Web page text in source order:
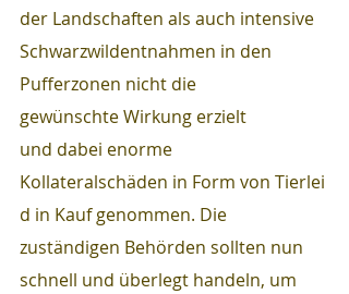
der Landschaften als auch intensive
Schwarzwildentnahmen in den
Pufferzonen nicht die
gewünschte Wirkung erzielt
und dabei enorme
Kollateralschäden in Form von Tierlei
d in Kauf genommen. Die
zuständigen Behörden sollten nun
schnell und überlegt handeln, um